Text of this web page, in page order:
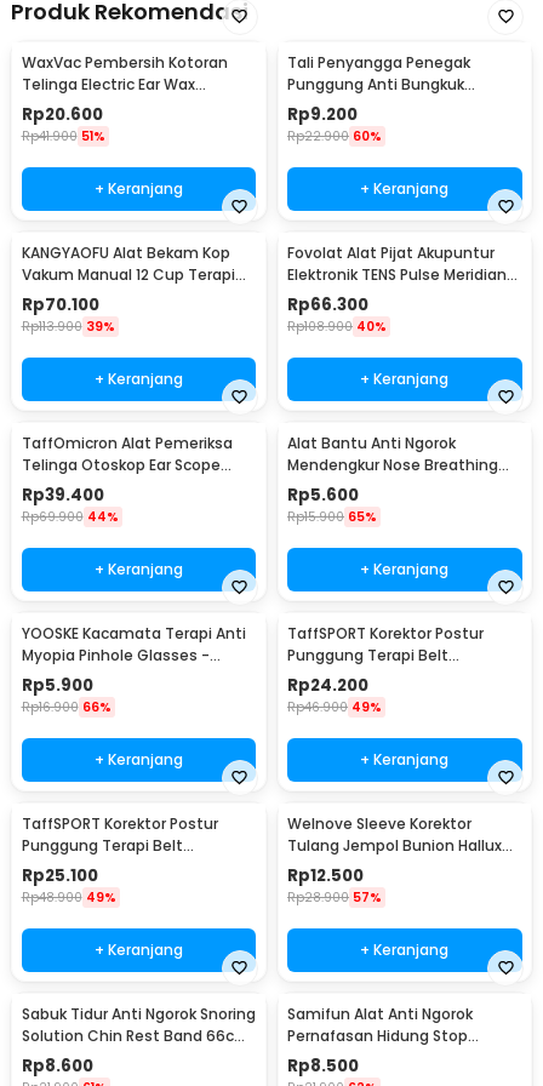
Produk Rekomendasi
WaxVac Pembersih Kotoran
Telinga Electric Ear Wax
Vacuum Silicon Tip - 682
Rp20.600
Rp41.900 51%
+ Keranjang
Tali Penyangga Penegak
Punggung Anti Bungkuk
Posture Corrector Size S
Rp9.200
Rp22.900 60%
+ Keranjang
KANGYAOFU Alat Bekam Kop
Vakum Manual 12 Cup Terapi
Cupping Set - KN12
Rp70.100
Rp113.900 39%
+ Keranjang
Fovolat Alat Pijat Akupuntur
Elektronik TENS Pulse Meridian
Massager - SY-D2-116
Rp66.300
Rp108.900 40%
+ Keranjang
TaffOmicron Alat Pemeriksa
Telinga Otoskop Ear Scope
with LED Light - KT-GF08HA
Rp39.400
Rp69.900 44%
+ Keranjang
Alat Bantu Anti Ngorok
Mendengkur Nose Breathing
Stop Snoring 4 PCS
Rp5.600
Rp15.900 65%
+ Keranjang
YOOSKE Kacamata Terapi Anti
Myopia Pinhole Glasses -
D11301
Rp5.900
Rp16.900 66%
+ Keranjang
TaffSPORT Korektor Postur
Punggung Terapi Belt
Magnetic L - T025
Rp24.200
Rp46.900 49%
+ Keranjang
TaffSPORT Korektor Postur
Punggung Terapi Belt
Magnetic XL - T025
Rp25.100
Rp48.900 49%
+ Keranjang
Welnove Sleeve Korektor
Tulang Jempol Bunion Hallux
Orthotics - CSQ1408
Rp12.500
Rp28.900 57%
+ Keranjang
Sabuk Tidur Anti Ngorok Snoring
Solution Chin Rest Band 66cm
- 5582
Rp8.600
Samifun Alat Anti Ngorok
Pernafasan Hidung Stop
Snoring Air Purifier - MX-555
Rp8.500